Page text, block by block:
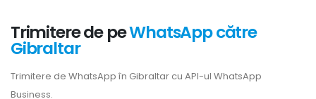
Trimitere de peWhatsApp către
Gibraltar
Trimitere de WhatsApp în Gibraltar cu API-ul WhatsApp
Business.